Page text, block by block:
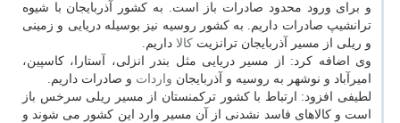
و برای ورود محدود صادرات باز است. به كشور آذربایجان با شیوه
ترانشیپ صادرات داریم. به كشور روسیه نیز بوسیله دریایی و زمینی
و ریلی از مسیر آذربایجان ترانزیت كالا داریم.
وی اضافه كرد: از مسیر دریایی مثل بندر انزلی، آستارا، كاسپین،
امیرآباد و نوشهر به روسیه و آذربایجان واردات و صادرات داریم.
لطیفی افزود: ارتباط با كشور تركمنستان از مسیر ریلی سرخس باز
است و كالاهای فاسد نشدنی از آن مسیر وارد این كشور می شوند و